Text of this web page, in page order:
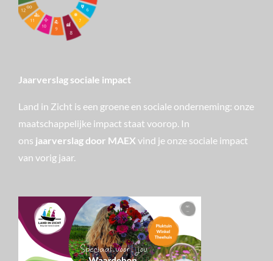
Jaarverslag sociale impact
Land in Zicht is een groene en sociale onderneming: onze
maatschappelijke impact staat voorop. In
ons jaarverslag door MAEX vind je onze sociale impact
van vorig jaar.